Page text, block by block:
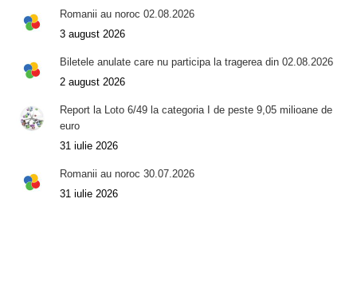
Romanii au noroc 02.08.2026
3 august 2026
Biletele anulate care nu participa la tragerea din 02.08.2026
2 august 2026
Report la Loto 6/49 la categoria I de peste 9,05 milioane de
euro
31 iulie 2026
Romanii au noroc 30.07.2026
31 iulie 2026